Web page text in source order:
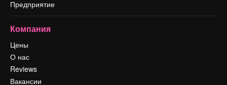
Предприятие
Компания
Цены
О нас
Reviews
Вакансии